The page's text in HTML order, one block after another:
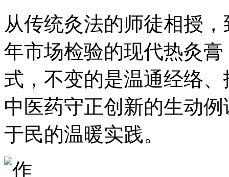
从传统灸法的师徒相授
年市场检验的现代热灸
式，不变的是温通经络
中医药守正创新的生动
于民的温暖实践。